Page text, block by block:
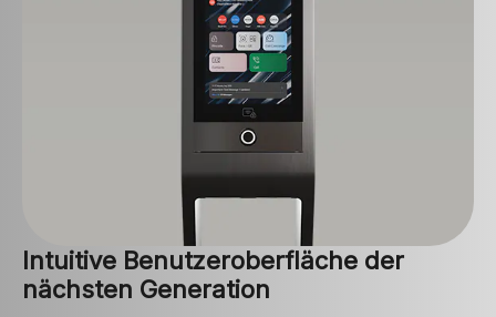
Intuitive Benutzeroberfläche der
nächsten Generation